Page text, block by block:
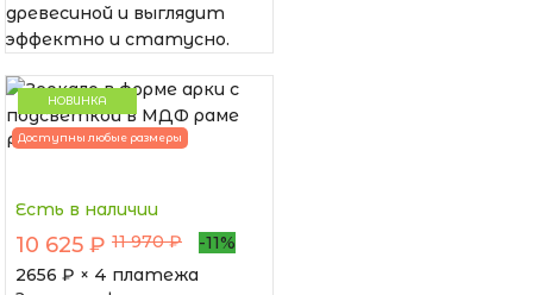
древесиной и выглядит
эффектно и статусно.
НОВИНКА
Доступны любые размеры
Есть в наличии
10 625 ₽ 11 970 ₽
-11%
2656 ₽ × 4 платежа